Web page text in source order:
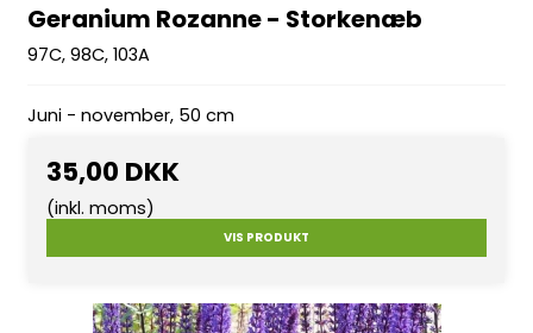
Geranium Rozanne - Storkenæb
97C, 98C, 103A
Juni - november, 50 cm
35,00 DKK
(inkl. moms)
VIS PRODUKT